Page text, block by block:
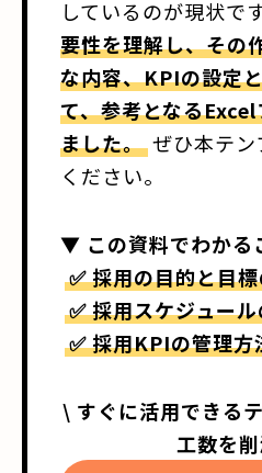
しているのが現状です
要性を理解し、その
な内容、KPIの設定
て、参考となる
ました。 ぜひ本テン
ください。
▼ この資料でわかる
✅ 採用の目的と目
✅ 採用スケジュー
✅ 採用KPIの管理方
\ すぐに活用できる
工数を